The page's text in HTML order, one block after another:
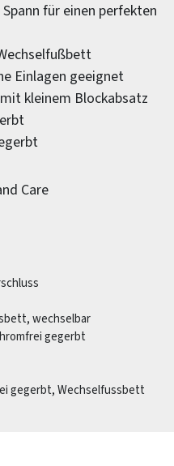
für einen perfekten
Einlagen geeignet
kleinem Blockabsatz
Care
wechselbar
gegerbt
gegerbt, Wechselfussbett